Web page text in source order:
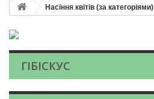
Насіння квітів (за категоріями)
ГІБІСКУС